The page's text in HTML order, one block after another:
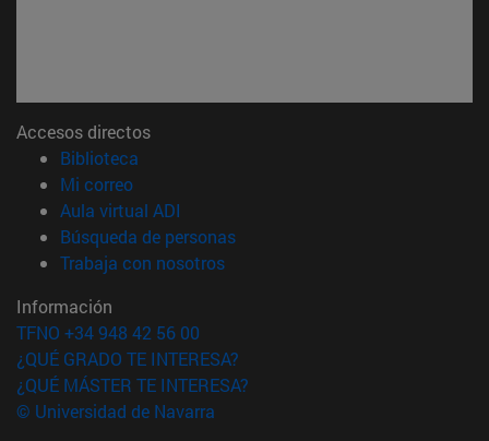
Accesos directos
Biblioteca
Mi correo(abre en nueva ventana)
Aula virtual ADI
Búsqueda de personas(abre en nueva ventana)
Trabaja con nosotros(abre en nueva ventana)
Información
TFNO +34 948 42 56 00
¿QUÉ GRADO TE INTERESA?
¿QUÉ MÁSTER TE INTERESA?
© Universidad de Navarra